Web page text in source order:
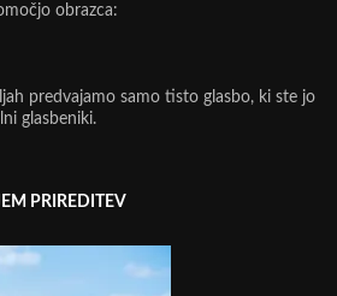
obrazca:
predvajamo samo tisto glasbo, ki ste jo
glasbeniki.
PRIREDITEV